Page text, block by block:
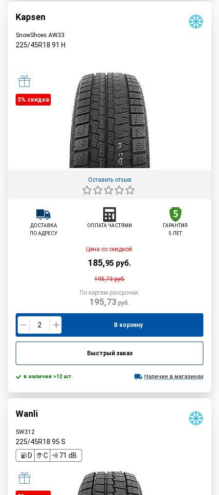
Kapsen
SnowShoes AW33
225/45R18 91 H
5% cкидка
Оставить отзыв
ДОСТАВКА
ПО АДРЕСУ
ОПЛАТА ЧАСТЯМИ
ГАРАНТИЯ
5 ЛЕТ
Цена со скидкой:
185,95 руб.
195,73руб.
По картам рассрочки:
195,73руб.
В корзину
Быстрый заказ
в наличии >12 шт. Наличие в магазинах
Wanli
SW312
225/45R18 95 S
D
C 71 dB